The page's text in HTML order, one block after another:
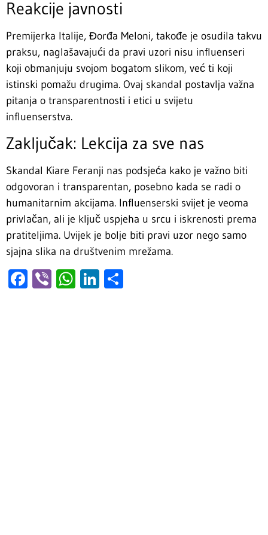
Reakcije javnosti
Premijerka Italije, Đorđa Meloni, takođe je osudila takvu
praksu, naglašavajući da pravi uzori nisu influenseri
koji obmanjuju svojom bogatom slikom, već ti koji
istinski pomažu drugima. Ovaj skandal postavlja važna
pitanja o transparentnosti i etici u svijetu
influenserstva.
Zaključak: Lekcija za sve nas
Skandal Kiare Feranji nas podsjeća kako je važno biti
odgovoran i transparentan, posebno kada se radi o
humanitarnim akcijama. Influenserski svijet je veoma
privlačan, ali je ključ uspjeha u srcu i iskrenosti prema
pratiteljima. Uvijek je bolje biti pravi uzor nego samo
sjajna slika na društvenim mrežama.
Facebook
ViberWhatsApp
LinkedIn